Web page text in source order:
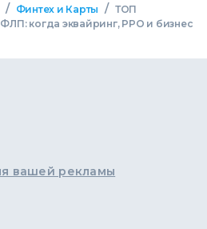
/ Финтех и Карты / ТОП
когда эквайринг, РРО и бизнес
вашей рекламы